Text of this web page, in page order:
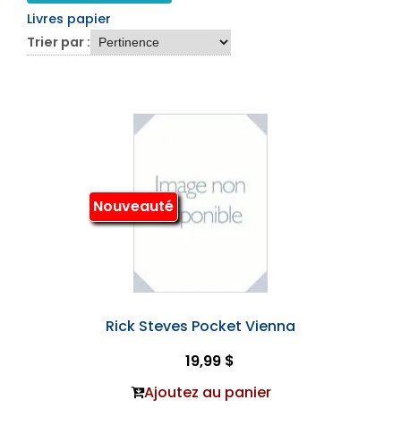
Livres papier
Trier par :
Nouveauté
Rick Steves Pocket Vienna
19,99 $
Ajoutez au panier